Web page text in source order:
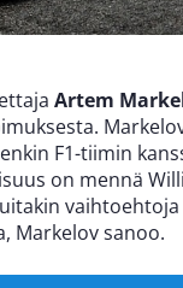
Artem
F1-tiimin
on mennä
Markelov sanoo.